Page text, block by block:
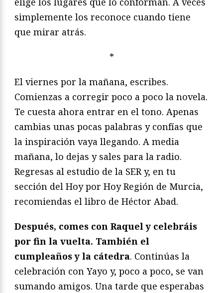
simplemente los reconoce cuando tiene
que mirar atrás.
*
El viernes por la mañana, escribes.
Comienzas a corregir poco a poco la novela.
Te cuesta ahora entrar en el tono. Apenas
cambias unas pocas palabras y confías que
la inspiración vaya llegando. A media
mañana, lo dejas y sales para la radio.
Regresas al estudio de la SER y, en tu
sección del Hoy por Hoy Región de Murcia,
recomiendas el libro de Héctor Abad.
Después, comes con Raquel y celebráis
por fin la vuelta. También el
cumpleaños y la cátedra. Continúas la
celebración con Yayo y, poco a poco, se van
sumando amigos. Una tarde que esperabas